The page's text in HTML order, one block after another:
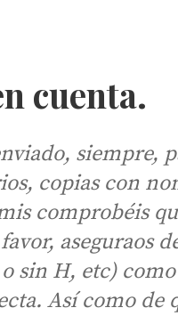
cuenta.
siempre,
copias con
comprobéis
aseguraos
sin H, etc)
Así como de